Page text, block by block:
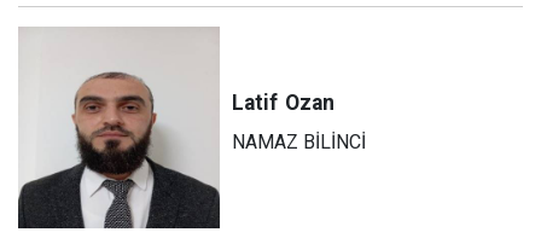
Latif Ozan
NAMAZ BİLİNCİ